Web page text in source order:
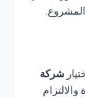
المشروع.
شركة
والالتزام